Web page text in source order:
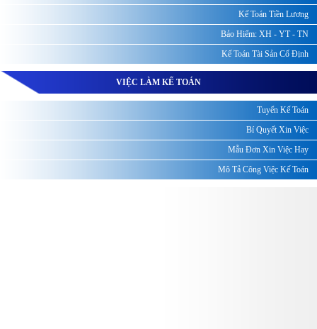
Kế Toán Tiền Lương
Bảo Hiểm: XH - YT - TN
Kế Toán Tài Sản Cố Định
VIỆC LÀM KẾ TOÁN
Tuyển Kế Toán
Bí Quyết Xin Việc
Mẫu Đơn Xin Việc Hay
Mô Tả Công Việc Kế Toán